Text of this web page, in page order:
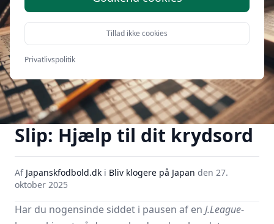
Slip: Hjælp til dit krydsord
Af Japanskfodbold.dk i Bliv klogere på Japan den 27.
oktober 2025
Har du nogensinde siddet i pausen af en J.League-
Tillad ikke cookies
Privatlivspolitik